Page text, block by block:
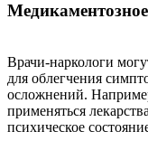
Врачи-наркологи
для облегчения
осложнений.
применяться
психическое